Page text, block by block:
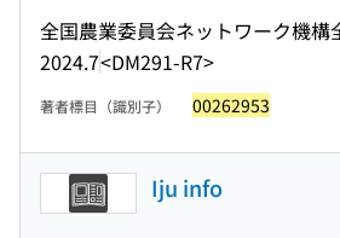
全国農業委員会ネットワーク機構
2024.7<DM291-R7>
著者標目（識別子） 00262953
Iju info